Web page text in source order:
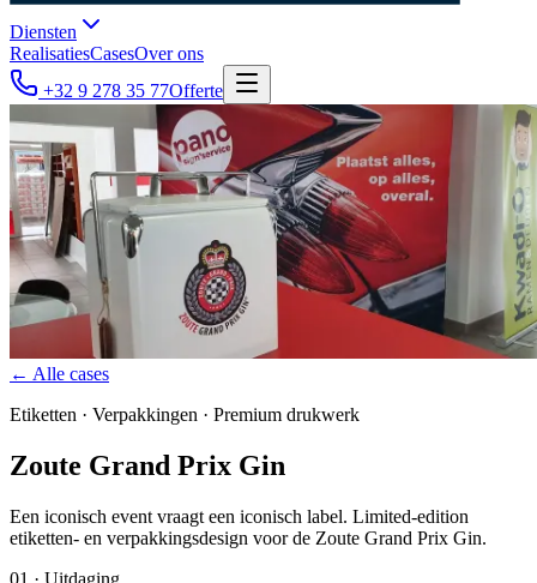
Diensten
RealisatiesCasesOver ons
+32 9 278 35 77Offerte
← Alle cases
Etiketten · Verpakkingen · Premium drukwerk
Zoute Grand Prix Gin
Een iconisch event vraagt een iconisch label. Limited-edition
etiketten- en verpakkingsdesign voor de Zoute Grand Prix Gin.
01 · Uitdaging